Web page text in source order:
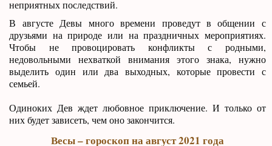
неприятных последствий.
В августе Девы много времени проведут в общении с
друзьями на природе или на праздничных мероприятиях.
Чтобы не провоцировать конфликты с родными,
недовольными нехваткой внимания этого знака, нужно
выделить один или два выходных, которые провести с
семьей.
Одиноких Дев ждет любовное приключение. И только от
них будет зависеть, чем оно закончится.
Весы – гороскоп на август 2021 года